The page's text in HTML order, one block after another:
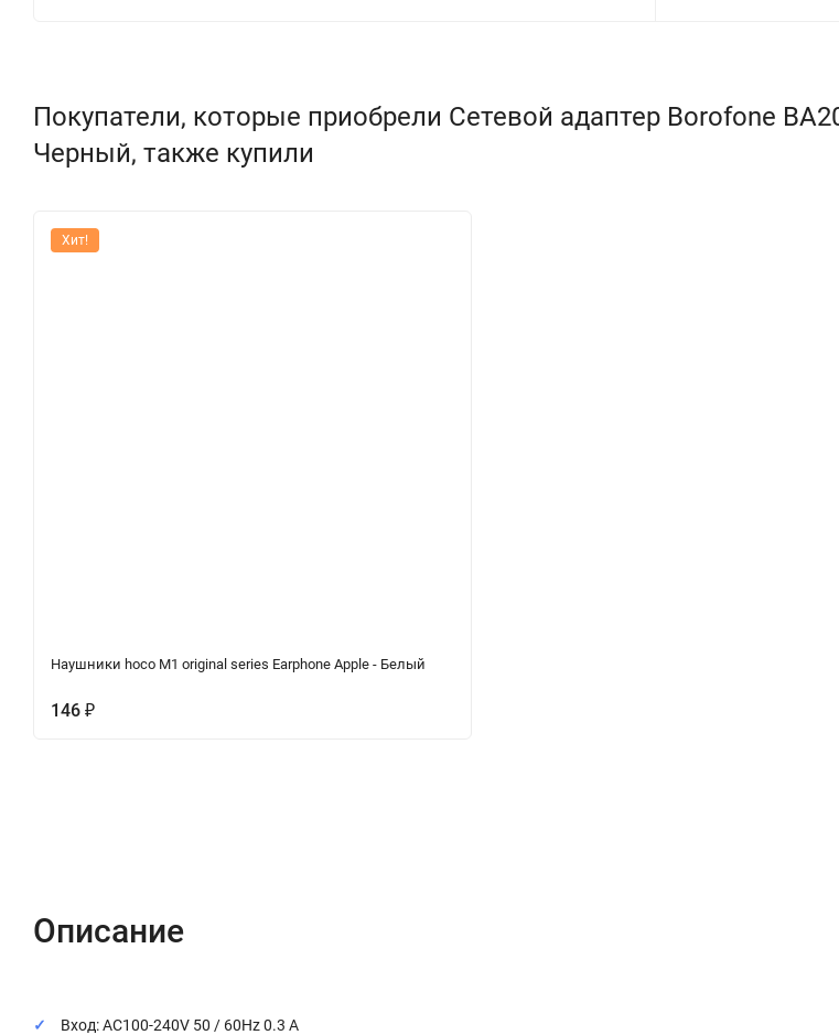
Покупатели, которые приобрели Сетевой адаптер Borofone
Черный, также купили
Хит!
Наушники hoco M1 original series Earphone Apple - Белый
146 ₽
Описание
Вход: AC100-240V 50 / 60Hz 0.3 A